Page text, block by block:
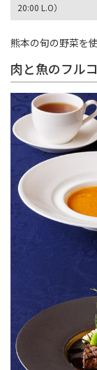
20:00 L.O）
熊本の旬の野菜を
肉と魚のフル